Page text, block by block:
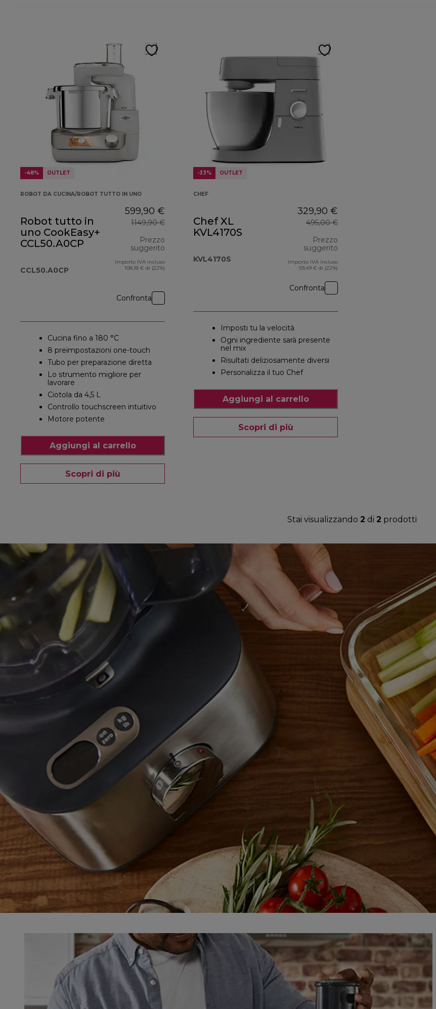
-48% OUTLET
ROBOT DA CUCINA/ROBOT TUTTO IN UNO
Robot tutto in
uno CookEasy+
CCL50.A0CP
CCL50.A0CP
599,90 €
1149,90 €
Prezzo
suggerito
prezzo originale 1149,90 €
Importo IVA incluso
108,18 € di (22%)
Confronta
Cucina fino a 180 °C
8 preimpostazioni one-touch
Tubo per preparazione diretta
Lo strumento migliore per
lavorare
Ciotola da 4,5 L
Controllo touchscreen intuitivo
Motore potente
Aggiungi al carrello
Scopri di più
-33% OUTLET
CHEF
Chef XL
KVL4170S
KVL4170S
329,90 €
495,00 €
Prezzo
suggerito
prezzo originale 495,00 €
Importo IVA incluso
59,49 € di (22%)
Confronta
Imposti tu la velocità
Ogni ingrediente sarà presente
nel mix
Risultati deliziosamente diversi
Personalizza il tuo Chef
Aggiungi al carrello
Scopri di più
Stai visualizzando 2 di 2 prodotti